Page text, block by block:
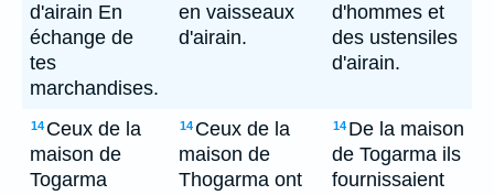
d'airain En
échange de
tes
marchandises.
en vaisseaux
d'airain.
d'hommes et
des ustensiles
d'airain.
14 Ceux de la
maison de
Togarma
14 Ceux de la
maison de
Thogarma ont
14 De la maison
de Togarma ils
fournissaient